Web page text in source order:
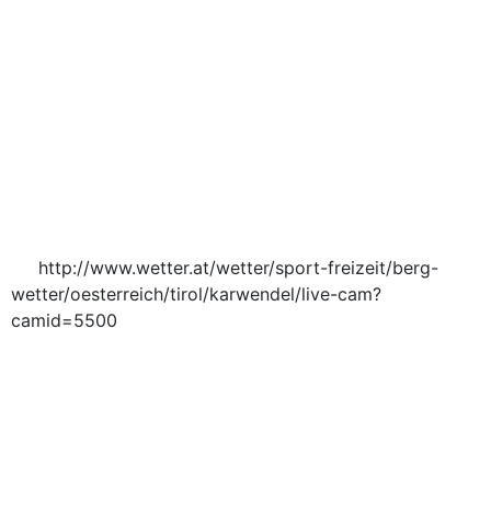
http://www.wetter.at/wetter/sport-freizeit/berg-
wetter/oesterreich/tirol/karwendel/live-cam?
camid=5500